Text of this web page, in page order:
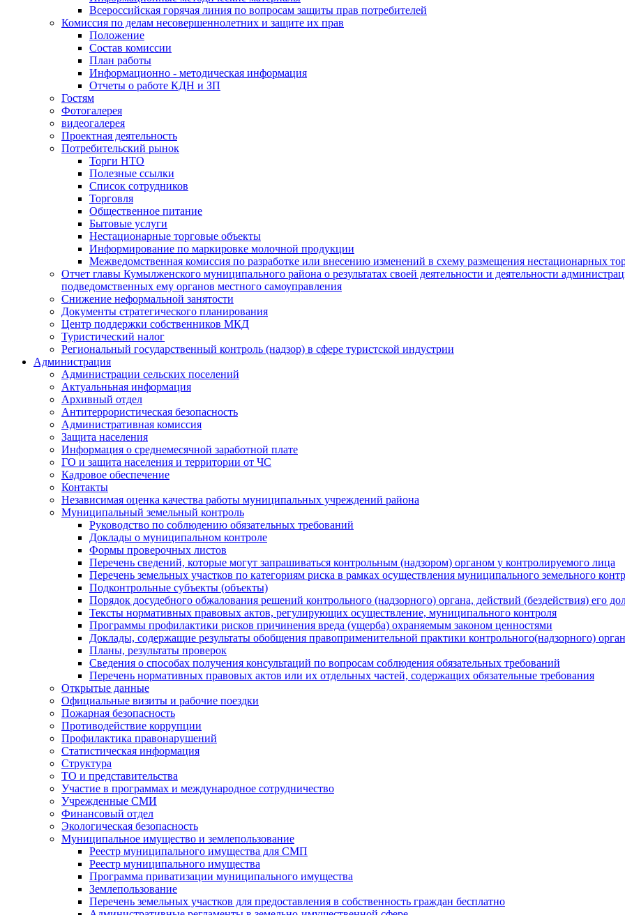
Всероссийская горячая линия по вопросам защиты прав потребителей
Комиссия по делам несовершеннолетних и защите их прав
Положение
Состав комиссии
План работы
Информационно - методическая информация
Отчеты о работе КДН и ЗП
Гостям
Фотогалерея
видеогалерея
Проектная деятельность
Потребительский рынок
Торги НТО
Полезные ссылки
Список сотрудников
Торговля
Общественное питание
Бытовые услуги
Нестационарные торговые объекты
Информирование по маркировке молочной продукции
Межведомственная комиссия по разработке или внесению изменений в схему размещения нестационарных
Отчет главы Кумылженского муниципального района о результатах своей деятельности и деятельности
подведомственных ему органов местного самоуправления
Снижение неформальной занятости
Документы стратегического планирования
Центр поддержки собственников МКД
Туристический налог
Региональный государственный контроль (надзор) в сфере туристской индустрии
Администрация
Администрации сельских поселений
Актуальньная информация
Архивный отдел
Антитеррористическая безопасность
Административная комиссия
Защита населения
Информация о среднемесячной заработной плате
ГО и защита населения и территории от ЧС
Кадровое обеспечение
Контакты
Независимая оценка качества работы муниципальных учреждений района
Муниципальный земельный контроль
Руководство по соблюдению обязательных требований
Доклады о муниципальном контроле
Формы проверочных листов
Перечень сведений, которые могут запрашиваться контрольным (надзором) органом у контролируемого лица
Перечень земельных участков по категориям риска в рамках осуществления муниципального земельного
Подконтрольные субъекты (объекты)
Порядок досудебного обжалования решений контрольного (надзорного) органа, действий (бездействия) его
Тексты нормативных правовых актов, регулирующих осуществление, муниципального контроля
Программы профилактики рисков причинения вреда (ущерба) охраняемым законом ценностями
Доклады, содержащие результаты обобщения правоприменительной практики контрольного(надзорного)
Планы, результаты проверок
Сведения о способах получения консультаций по вопросам соблюдения обязательных требований
Перечень нормативных правовых актов или их отдельных частей, содержащих обязательные требования
Открытые данные
Официальные визиты и рабочие поездки
Пожарная безопасность
Противодействие коррупции
Профилактика правонарушений
Статистическая информация
Структура
ТО и представительства
Участие в программах и международное сотрудничество
Учрежденные СМИ
Финансовый отдел
Экологическая безопасность
Муниципальное имущество и землепользование
Реестр муниципального имущества для СМП
Реестр муниципального имущества
Программа приватизации муниципального имущества
Землепользование
Перечень земельных участков для предоставления в собственность граждан бесплатно